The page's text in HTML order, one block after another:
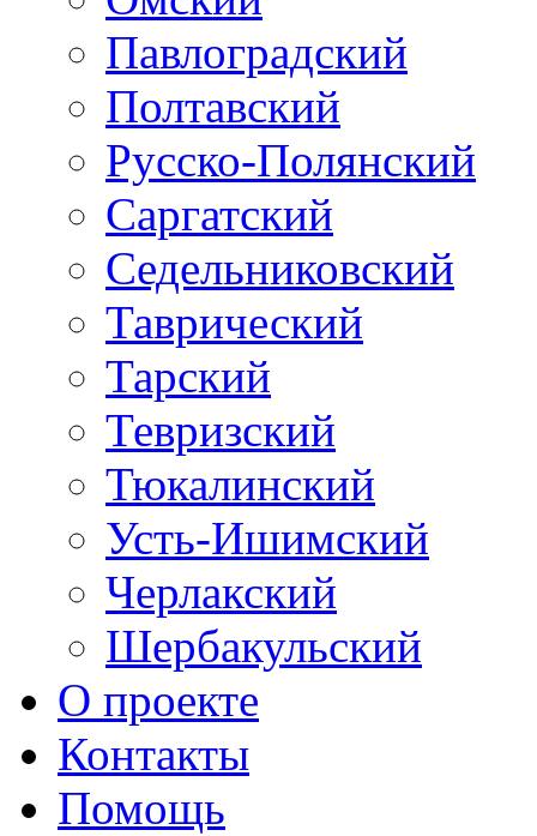
Павлоградский
Полтавский
Русско-Полянский
Саргатский
Седельниковский
Таврический
Тарский
Тевризский
Тюкалинский
Усть-Ишимский
Черлакский
Шербакульский
О проекте
Контакты
Помощь